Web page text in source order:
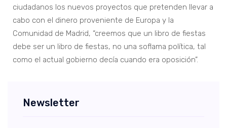
ciudadanos los nuevos proyectos que pretenden llevar a
cabo con el dinero proveniente de Europa y la
Comunidad de Madrid, “creemos que un libro de fiestas
debe ser un libro de fiestas, no una soflama política, tal
como el actual gobierno decía cuando era oposición”.
Newsletter